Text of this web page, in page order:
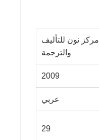
مركز نون للتأليف
والترجمة
2009
عربي
29